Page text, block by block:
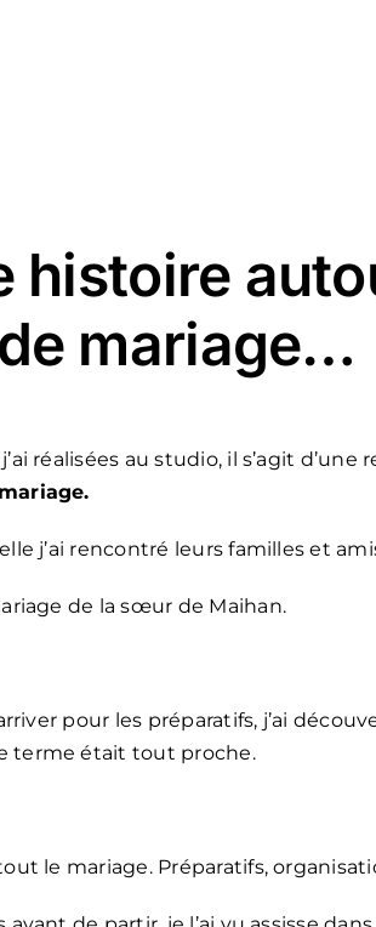
histoire
mariage…
réalisées au studio, il s’agit d’une
j’ai rencontré leurs familles et
de la sœur de Maihan.
pour les préparatifs, j’ai
terme était tout proche.
le mariage. Préparatifs,